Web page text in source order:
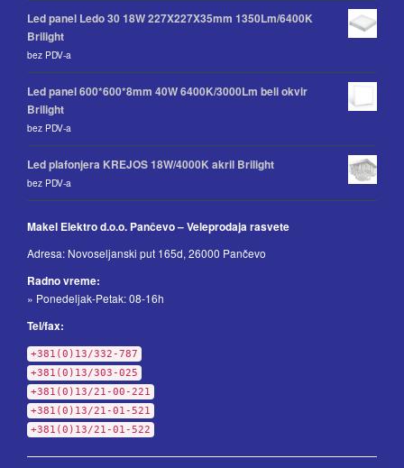
Led panel Ledo 30 18W 227X227X35mm 1350Lm/6400K
Brilight
bez PDV-a
Led panel 600*600*8mm 40W 6400K/3000Lm beli okvir
Brilight
bez PDV-a
Led plafonjera KREJOS 18W/4000K akril Brilight
bez PDV-a
Makel Elektro d.o.o. Pančevo – Veleprodaja rasvete
Adresa: Novoseljanski put 165d, 26000 Pančevo
Radno vreme:
» Ponedeljak-Petak: 08-16h
Tel/fax:
+381(0)13/332-787
+381(0)13/303-025
+381(0)13/21-00-221
+381(0)13/21-01-521
+381(0)13/21-01-522